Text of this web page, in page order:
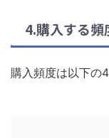
4.購入する頻
購入頻度は以下の